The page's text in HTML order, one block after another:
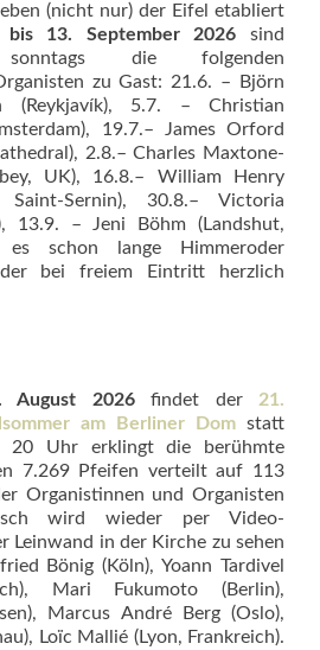
(nicht nur) der Eifel etabliert
13. September 2026 sind
sonntags die folgenden
zu Gast: 21.6. – Björn
(Reykjavík), 5.7. – Christian
19.7.– James Orford
2.8.– Charles Maxtone-
UK), 16.8.– William Henry
Saint-Sernin), 30.8.– Victoria
13.9. – Jeni Böhm (Landshut,
es schon lange Himmeroder
bei freiem Eintritt herzlich
August 2026findet der 21.
am Berliner Dom statt
20 Uhr erklingt die berühmte
7.269 Pfeifen verteilt auf 113
Organistinnen und Organisten
wird wieder per Video-
Leinwand in der Kirche zu sehen
Bönig (Köln), Yoann Tardivel
Mari Fukumoto (Berlin),
Marcus André Berg (Oslo),
Loïc Mallié (Lyon, Frankreich).